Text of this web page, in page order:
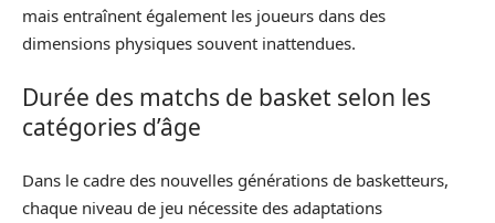
mais entraînent également les joueurs dans des
dimensions physiques souvent inattendues.
Durée des matchs de basket selon les
catégories d’âge
Dans le cadre des nouvelles générations de basketteurs,
chaque niveau de jeu nécessite des adaptations